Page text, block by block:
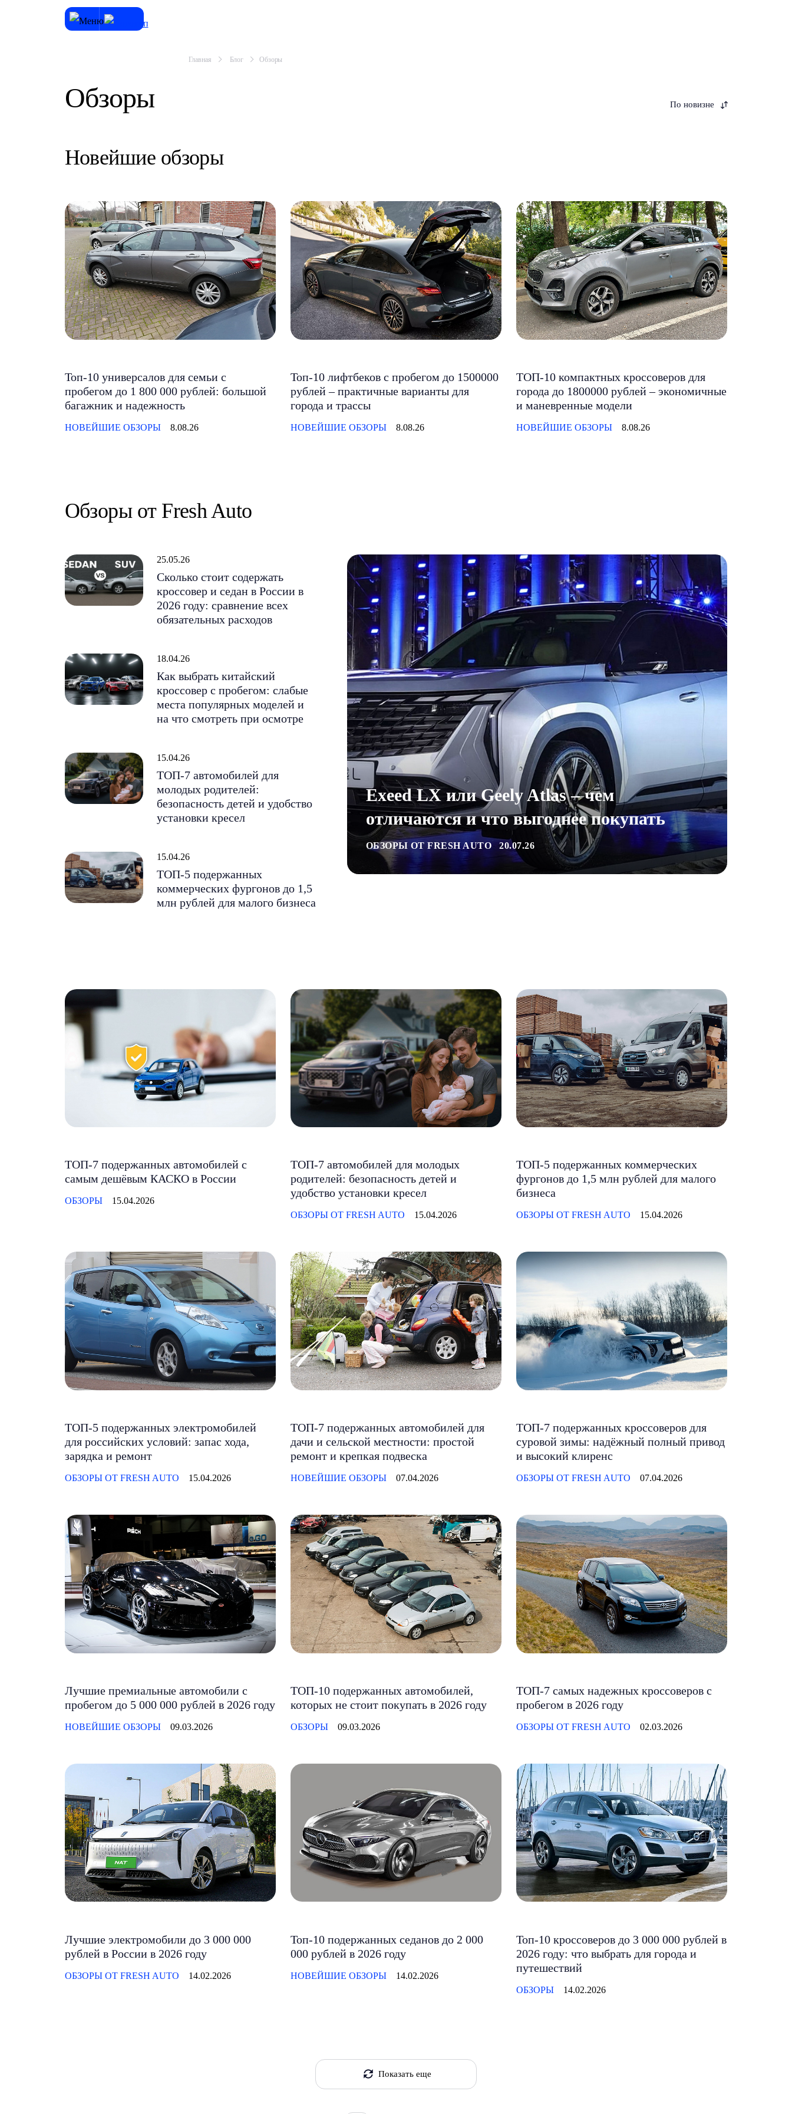
Главная Блог Обзоры
Обзоры По новизне
Новейшие обзоры
Топ-10 универсалов для семьи с
пробегом до 1 800 000 рублей: большой
багажник и надежность
НОВЕЙШИЕ ОБЗОРЫ 8.08.26
Топ-10 лифтбеков с пробегом до 1500000
рублей – практичные варианты для
города и трассы
НОВЕЙШИЕ ОБЗОРЫ 8.08.26
ТОП-10 компактных кроссоверов для
города до 1800000 рублей – экономичные
и маневренные модели
НОВЕЙШИЕ ОБЗОРЫ 8.08.26
Обзоры от Fresh Auto
25.05.26
Сколько стоит содержать
кроссовер и седан в России в
2026 году: сравнение всех
обязательных расходов
18.04.26
Как выбрать китайский
кроссовер с пробегом: слабые
места популярных моделей и
на что смотреть при осмотре
15.04.26
ТОП-7 автомобилей для
молодых родителей:
безопасность детей и удобство
установки кресел
15.04.26
ТОП-5 подержанных
коммерческих фургонов до 1,5
млн рублей для малого бизнеса
Exeed LX или Geely Atlas – чем
отличаются и что выгоднее покупать
ОБЗОРЫ ОТ FRESH AUTO 20.07.26
ТОП-7 подержанных автомобилей с
самым дешёвым КАСКО в России
ОБЗОРЫ 15.04.2026
ТОП-7 автомобилей для молодых
родителей: безопасность детей и
удобство установки кресел
ОБЗОРЫ ОТ FRESH AUTO 15.04.2026
ТОП-5 подержанных коммерческих
фургонов до 1,5 млн рублей для малого
бизнеса
ОБЗОРЫ ОТ FRESH AUTO 15.04.2026
ТОП-5 подержанных электромобилей
для российских условий: запас хода,
зарядка и ремонт
ОБЗОРЫ ОТ FRESH AUTO 15.04.2026
ТОП-7 подержанных автомобилей для
дачи и сельской местности: простой
ремонт и крепкая подвеска
НОВЕЙШИЕ ОБЗОРЫ 07.04.2026
ТОП-7 подержанных кроссоверов для
суровой зимы: надёжный полный привод
и высокий клиренс
ОБЗОРЫ ОТ FRESH AUTO 07.04.2026
Лучшие премиальные автомобили с
пробегом до 5 000 000 рублей в 2026 году
НОВЕЙШИЕ ОБЗОРЫ 09.03.2026
ТОП-10 подержанных автомобилей,
которых не стоит покупать в 2026 году
ОБЗОРЫ 09.03.2026
ТОП-7 самых надежных кроссоверов с
пробегом в 2026 году
ОБЗОРЫ ОТ FRESH AUTO 02.03.2026
Лучшие электромобили до 3 000 000
рублей в России в 2026 году
ОБЗОРЫ ОТ FRESH AUTO 14.02.2026
Топ-10 подержанных седанов до 2 000
000 рублей в 2026 году
НОВЕЙШИЕ ОБЗОРЫ 14.02.2026
Топ-10 кроссоверов до 3 000 000 рублей в
2026 году: что выбрать для города и
путешествий
ОБЗОРЫ 14.02.2026
Показать еще